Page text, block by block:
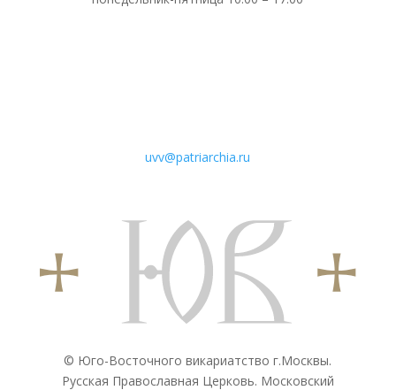
uvv@patriarchia.ru
© Юго-Восточного викариатствo г.Москвы.
Русская Православная Церковь. Московский